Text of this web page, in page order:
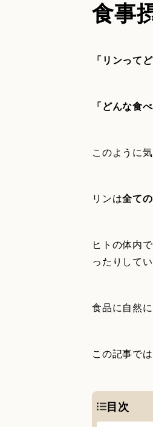
食事
「リンって
「どんな食
このように
リンは全て
ヒトの体内
ったりしてい
食品に自然
この記事では
目次